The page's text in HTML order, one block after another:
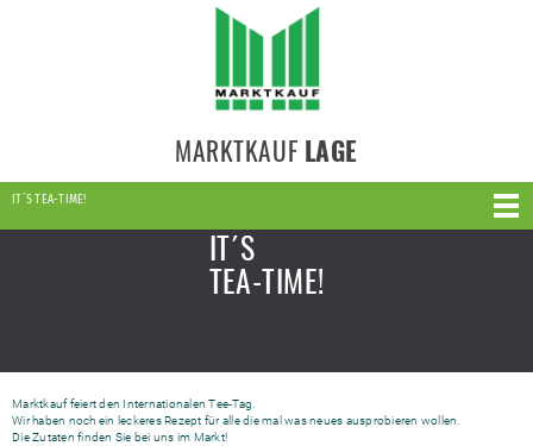
MARKTKAUF LAGE
IT´S TEA-TIME!
IT´S
TEA-TIME!
Marktkauf feiert den Internationalen Tee-Tag.
Wir haben noch ein leckeres Rezept für alle die mal was neues ausprobieren wollen.
Die Zutaten finden Sie bei uns im Markt!